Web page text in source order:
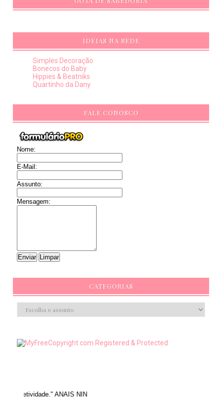
IDEIAS NA REDE
Simples Decoração
Bonecos do Baby
Hippies & Beatniks
Quartinho da Dany
FALE CONOSCO
Nome:
E-Mail:
Assunto:
Mensagem:
CATEGORIAS
NIN